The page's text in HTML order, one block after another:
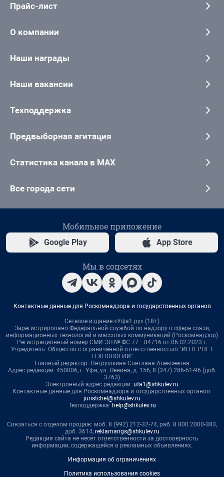
Прайс-лист
О компании
Наши награды
Наши вакансии
Техподдержка
Предвыборная агитация
Статистика канала в MAX
Все города сети
Мобильное приложение
Google Play App Store
Мы в соцсетях
Контактные данные для Роскомнадзора и государственных органов
Сетевое издание «Уфа1.ру» (18+)
Зарегистрировано Федеральной службой по надзору в сфере связи,
информационных технологий и массовых коммуникаций (Роскомнадзор)
Регистрационный номер СМИ ЭЛ № ФС 77– 84716 от 06.02.2023 г.
Учредитель: Общество с ограниченной ответственностью "ИНТЕРНЕТ
ТЕХНОЛОГИИ"
Главный редактор: Петрушкина Светлана Алексеевна
Адрес редакции: 450006, г. Уфа, ул. Ленина, д. 156, 8 (347) 286-51-96 (доб.
3763)
Электронный адрес редакции: ufa1@shkulev.ru
Контактные данные для Роскомнадзора и государственных органов:
juristchel@shkulev.ru
Техподдержка: help@shkulev.ru
Связаться с отделом продаж: моб. 8 (992) 212-32-74, раб. 8 800 2000-383,
доб. 3614, reklamangs@shkulev.ru
Редакция сайта не несет ответственности за достоверность
информации, содержащейся в рекламных объявлениях.
Информация об ограничениях
Политика использования cookies